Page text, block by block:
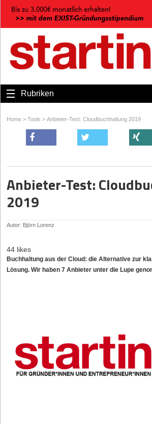
Rubriken
Home > Tools > Anbieter-Test: Cloudbuchhaltung 2019
Anbieter-Test:
2019
Autor: Björn Lorenz
44 likes
Buchhaltung aus der Cloud: die Alternative zur
Lösung. Wir haben 7 Anbieter unter die Lupe